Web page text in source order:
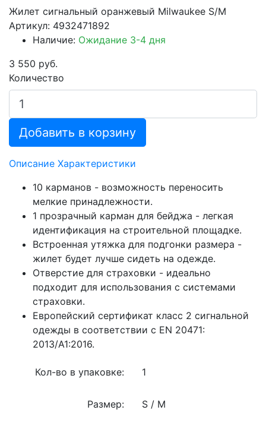
Жилет сигнальный оранжевый Milwaukee S/M
Артикул: 4932471892
Наличие: Ожидание 3-4 дня
3 550 руб.
Количество
Добавить в корзину
Описание Характеристики
10 карманов - возможность переносить
мелкие принадлежности.
1 прозрачный карман для бейджа - легкая
идентификация на строительной площадке.
Встроенная утяжка для подгонки размера -
жилет будет лучше сидеть на одежде.
Отверстие для страховки - идеально
подходит для использования с системами
страховки.
Европейский сертификат класс 2 сигнальной
одежды в соответствии с EN 20471:
2013/A1:2016.
Кол-во в упаковке: 1
Размер: S / M